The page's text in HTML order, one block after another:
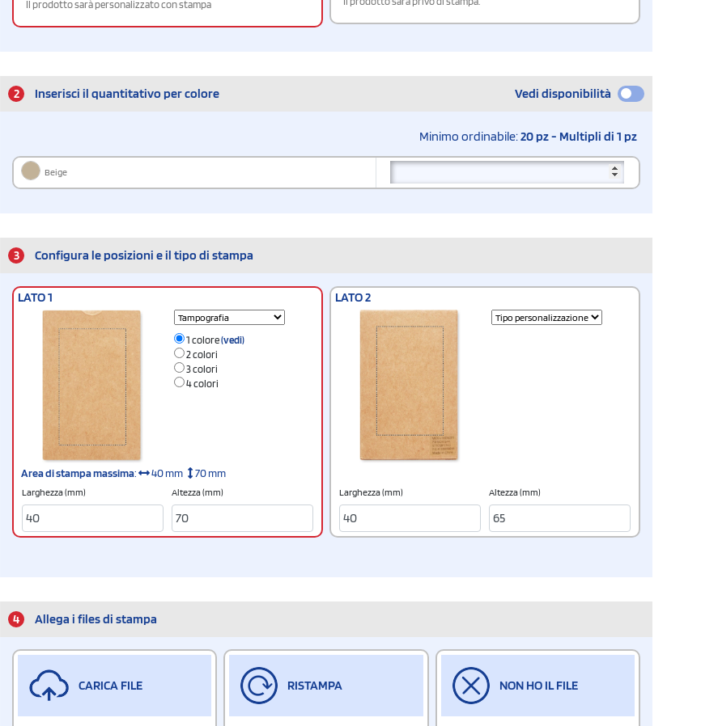
Il prodotto sarà personalizzato con stampa
2 Inserisci il quantitativo per colore Vedi disponibilità
Minimo ordinabile:20 pz - Multipli di 1 pz
Beige
3 Configura le posizioni e il tipo di stampa
LATO 1
1 colore(vedi)
2 colori
3 colori
4 colori
Area di stampa massima: 40 mm 70 mm
Larghezza (mm) Altezza (mm)
LATO 2
Larghezza (mm) Altezza (mm)
4 Allega i files di stampa
CARICA FILE RISTAMPA NON HO IL FILE